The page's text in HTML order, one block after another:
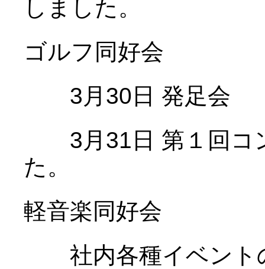
しました。
ゴルフ同好会
3月30日 発足会
3月31日 第１回コ
た。
軽音楽同好会
社内各種イベント